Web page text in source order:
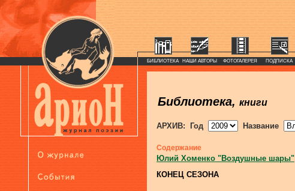
БИБЛИОТЕКА НАШИ АВТОРЫ ФОТОГАЛЕРЕЯ ПОДПИСКА
Библиотека, книги
АРХИВ: Год Название
Содержание
Юлий Хоменко "Воздушные шары"
КОНЕЦ СЕЗОНА